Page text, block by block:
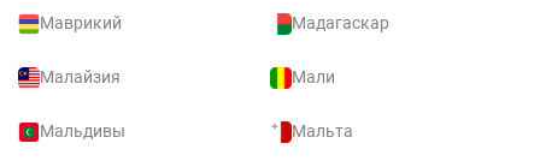
Маврикий Мадагаскар
Малайзия Мали
Мальдивы Мальта